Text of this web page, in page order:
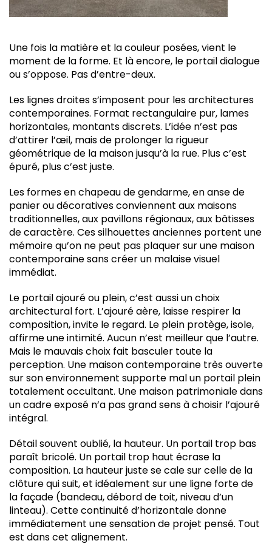
Une fois la matière et la couleur posées, vient le
moment de la forme. Et là encore, le portail dialogue
ou s’oppose. Pas d’entre-deux.
Les lignes droites s’imposent pour les architectures
contemporaines. Format rectangulaire pur, lames
horizontales, montants discrets. L’idée n’est pas
d’attirer l’œil, mais de prolonger la rigueur
géométrique de la maison jusqu’à la rue. Plus c’est
épuré, plus c’est juste.
Les formes en chapeau de gendarme, en anse de
panier ou décoratives conviennent aux maisons
traditionnelles, aux pavillons régionaux, aux bâtisses
de caractère. Ces silhouettes anciennes portent une
mémoire qu’on ne peut pas plaquer sur une maison
contemporaine sans créer un malaise visuel
immédiat.
Le portail ajouré ou plein, c’est aussi un choix
architectural fort. L’ajouré aère, laisse respirer la
composition, invite le regard. Le plein protège, isole,
affirme une intimité. Aucun n’est meilleur que l’autre.
Mais le mauvais choix fait basculer toute la
perception. Une maison contemporaine très ouverte
sur son environnement supporte mal un portail plein
totalement occultant. Une maison patrimoniale dans
un cadre exposé n’a pas grand sens à choisir l’ajouré
intégral.
Détail souvent oublié, la hauteur. Un portail trop bas
paraît bricolé. Un portail trop haut écrase la
composition. La hauteur juste se cale sur celle de la
clôture qui suit, et idéalement sur une ligne forte de
la façade (bandeau, débord de toit, niveau d’un
linteau). Cette continuité d’horizontale donne
immédiatement une sensation de projet pensé. Tout
est dans cet alignement.